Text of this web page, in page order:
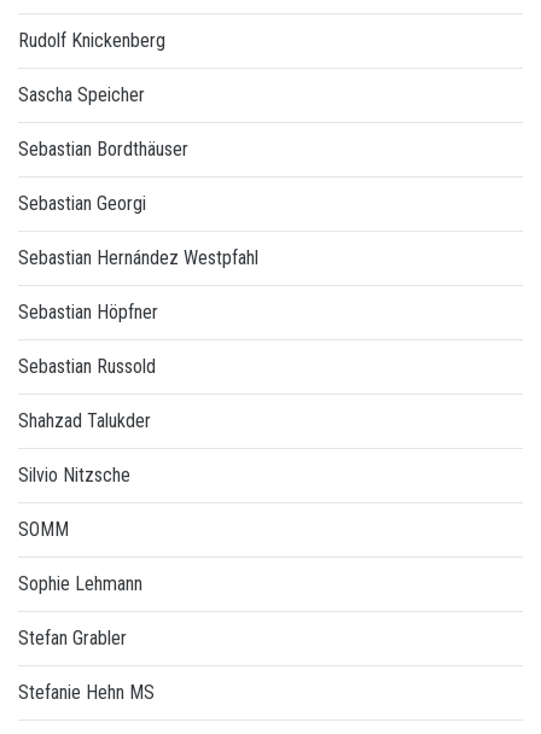
Rudolf Knickenberg
Sascha Speicher
Sebastian Bordthäuser
Sebastian Georgi
Sebastian Hernández Westpfahl
Sebastian Höpfner
Sebastian Russold
Shahzad Talukder
Silvio Nitzsche
SOMM
Sophie Lehmann
Stefan Grabler
Stefanie Hehn MS